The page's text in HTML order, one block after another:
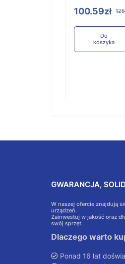
100.59zł
Do
koszyka
GWARANCJA,
W naszej ofercie znajdują
urządzeń.
Zainwestuj w jakość oraz
swój sprzęt.
Dlaczego warto
Ponad 16 lat